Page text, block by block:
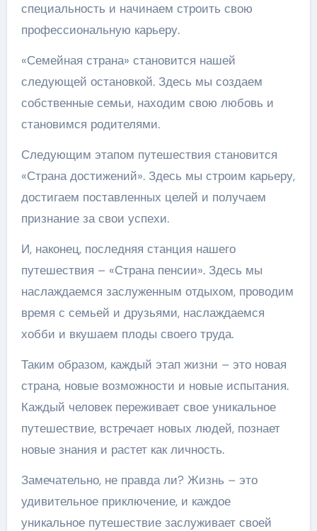
специальность и начинаем строить свою
профессиональную карьеру.
«Семейная страна» становится нашей
следующей остановкой. Здесь мы создаем
собственные семьи, находим свою любовь и
становимся родителями.
Следующим этапом путешествия становится
«Страна достижений». Здесь мы строим карьеру,
достигаем поставленных целей и получаем
признание за свои успехи.
И, наконец, последняя станция нашего
путешествия – «Страна пенсии». Здесь мы
наслаждаемся заслуженным отдыхом, проводим
время с семьей и друзьями, наслаждаемся
хобби и вкушаем плоды своего труда.
Таким образом, каждый этап жизни – это новая
страна, новые возможности и новые испытания.
Каждый человек переживает свое уникальное
путешествие, встречает новых людей, познает
новые знания и растет как личность.
Замечательно, не правда ли? Жизнь – это
удивительное приключение, и каждое
уникальное путешествие заслуживает своей